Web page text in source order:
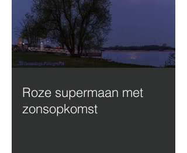
Roze supermaan met
zonsopkomst